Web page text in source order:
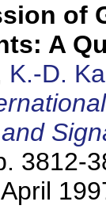
of
A
K.-D.
3812-